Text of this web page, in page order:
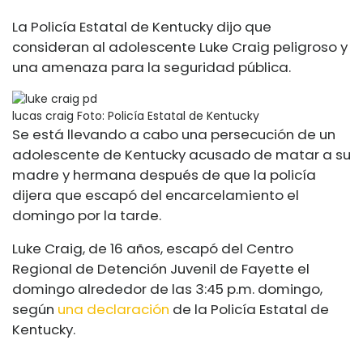
La Policía Estatal de Kentucky dijo que
consideran al adolescente Luke Craig peligroso y
una amenaza para la seguridad pública.
lucas craig Foto: Policía Estatal de Kentucky
Se está llevando a cabo una persecución de un
adolescente de Kentucky acusado de matar a su
madre y hermana después de que la policía
dijera que escapó del encarcelamiento el
domingo por la tarde.
Luke Craig, de 16 años, escapó del Centro
Regional de Detención Juvenil de Fayette el
domingo alrededor de las 3:45 p.m. domingo,
según una declaración de la Policía Estatal de
Kentucky.